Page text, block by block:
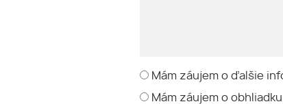
Mám záujem o ďalšie
Mám záujem o